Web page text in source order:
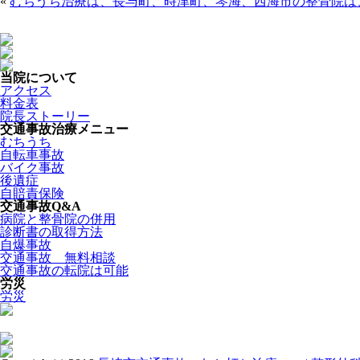
当院について
アクセス
料金表
院長ストーリー
交通事故治療メニュー
むちうち
自転車事故
バイク事故
後遺症
自賠責保険
交通事故Q&A
病院と整骨院の併用
診断書の取得方法
自爆事故
交通事故 無料相談
交通事故の転院は可能
労災
労災